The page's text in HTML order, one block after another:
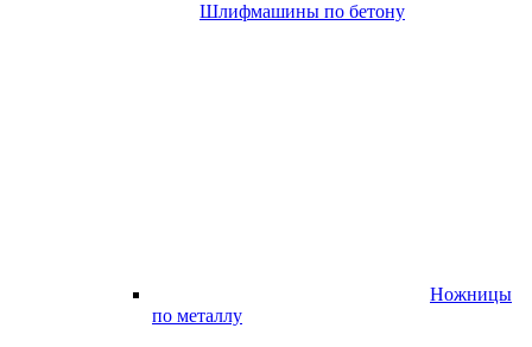
Шлифмашины по бетону
Ножницы
по металлу